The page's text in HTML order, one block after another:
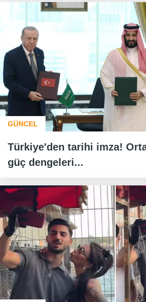
GÜNCEL
Türkiye'den tarihi imza!
güç dengeleri...